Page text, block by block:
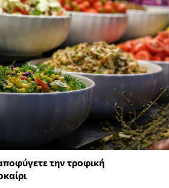
την τροφική